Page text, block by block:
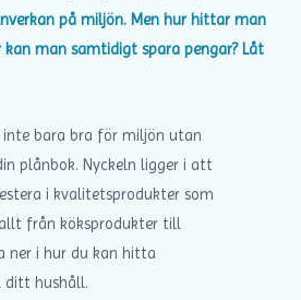
på miljön. Men hur hittar man
man samtidigt spara pengar? Låt
bara bra för miljön utan
plånbok. Nyckeln ligger i att
i kvalitetsprodukter som
från köksprodukter till
ner i hur du kan hitta
ditt hushåll.